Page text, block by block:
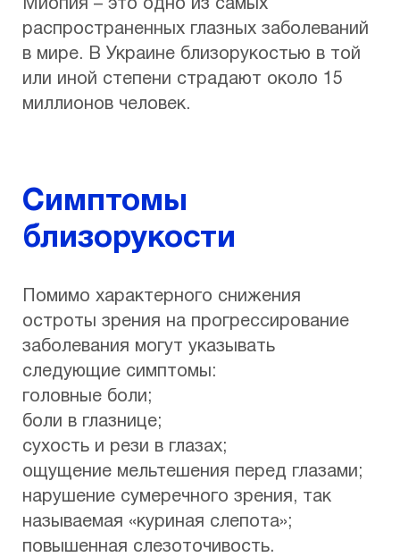
Миопия – это одно из самых
распространенных глазных заболеваний
в мире. В Украине близорукостью в той
или иной степени страдают около 15
миллионов человек.
Симптомы
близорукости
Помимо характерного снижения
остроты зрения на прогрессирование
заболевания могут указывать
следующие симптомы:
головные боли;
боли в глазнице;
сухость и рези в глазах;
ощущение мельтешения перед глазами;
нарушение сумеречного зрения, так
называемая «куриная слепота»;
повышенная слезоточивость.